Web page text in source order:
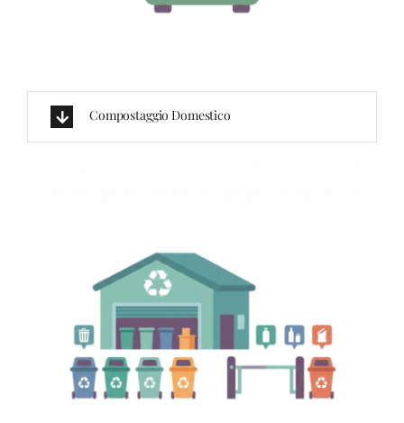
Compostaggio Domestico